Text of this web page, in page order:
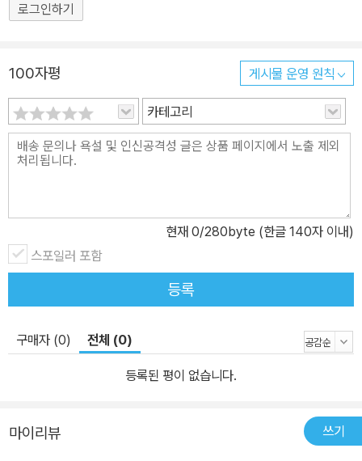
로그인하기
100자평 게시물 운영 원칙
카테고리
현재 0/280byte (한글 140자 이내)
스포일러 포함
등록
구매자 (0) 전체 (0)
등록된 평이 없습니다.
마이리뷰 쓰기